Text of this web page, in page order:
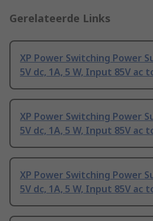
Gerelateerde Links
XP Power Switching Power
5V dc, 1A, 5 W, Input 85V ac
XP Power Switching Power
5V dc, 1A, 5 W, Input 85V ac
XP Power Switching Power
5V dc, 1A, 5 W, Input 85V ac